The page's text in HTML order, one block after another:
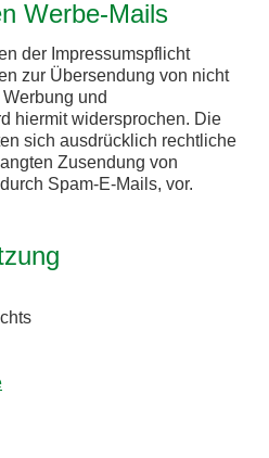
Werbe-Mails
der Impressumspflicht
zur Übersendung von nicht
und
hiermit widersprochen. Die
sich ausdrücklich rechtliche
Zusendung von
Spam-E-Mails, vor.